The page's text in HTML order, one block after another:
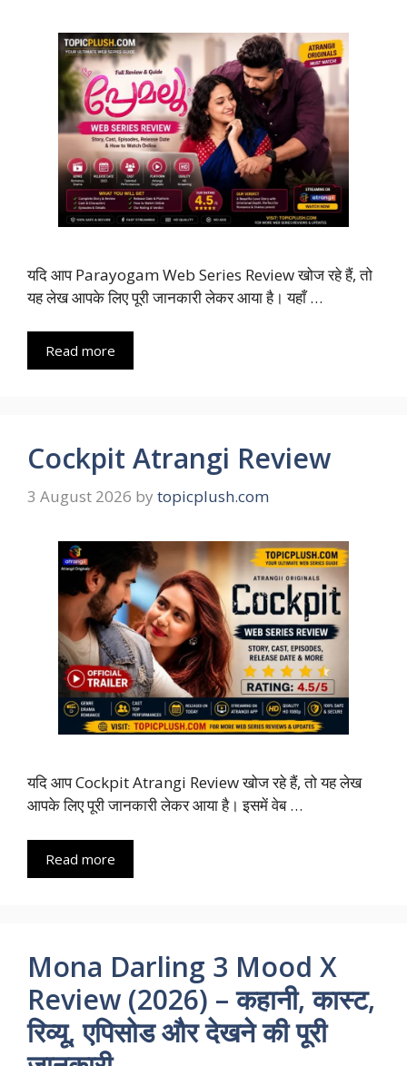
यदि आप Parayogam Web Series Review खोज रहे हैं, तो
यह लेख आपके लिए पूरी जानकारी लेकर आया है। यहाँ …
Read more
Cockpit Atrangi Review
3 August 2026 by topicplush.com
यदि आप Cockpit Atrangi Review खोज रहे हैं, तो यह लेख
आपके लिए पूरी जानकारी लेकर आया है। इसमें वेब …
Read more
Mona Darling 3 Mood X
Review (2026) – कहानी, कास्ट,
रिव्यू, एपिसोड और देखने की पूरी